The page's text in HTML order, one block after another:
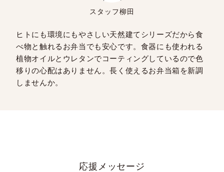
スタッフ柳田
ヒトにも環境にもやさしい天然建てシリーズだから食
べ物と触れるお弁当でも安心です。食器にも使われる
植物オイルとウレタンでコーティングしているので色
移りの心配はありません。長く使えるお弁当箱を新調
しませんか。
応援メッセージ